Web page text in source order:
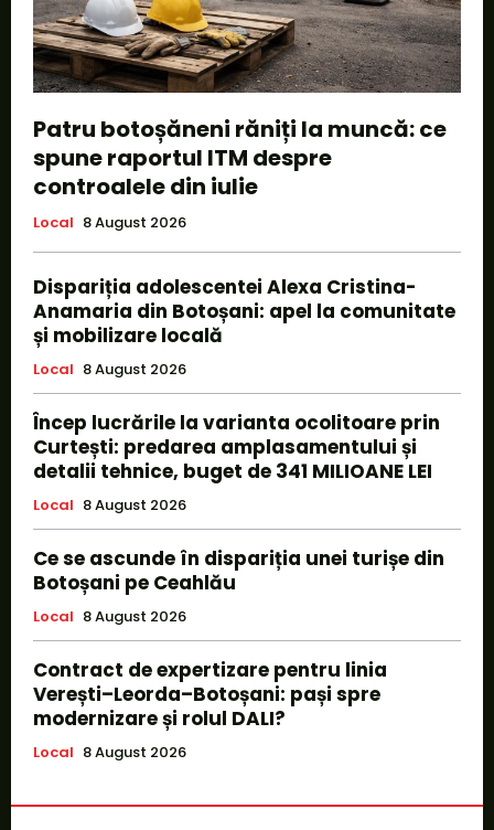
Patru botoșăneni răniți la muncă: ce
spune raportul ITM despre
controalele din iulie
Local 8 August 2026
Dispariția adolescentei Alexa Cristina-
Anamaria din Botoșani: apel la comunitate
și mobilizare locală
Local 8 August 2026
Încep lucrările la varianta ocolitoare prin
Curtești: predarea amplasamentului și
detalii tehnice, buget de 341 MILIOANE LEI
Local 8 August 2026
Ce se ascunde în dispariția unei turișe din
Botoșani pe Ceahlău
Local 8 August 2026
Contract de expertizare pentru linia
Verești–Leorda–Botoșani: pași spre
modernizare și rolul DALI?
Local 8 August 2026